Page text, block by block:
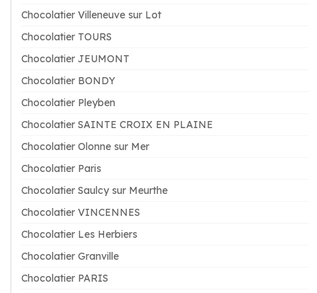
Chocolatier Villeneuve sur Lot
Chocolatier TOURS
Chocolatier JEUMONT
Chocolatier BONDY
Chocolatier Pleyben
Chocolatier SAINTE CROIX EN PLAINE
Chocolatier Olonne sur Mer
Chocolatier Paris
Chocolatier Saulcy sur Meurthe
Chocolatier VINCENNES
Chocolatier Les Herbiers
Chocolatier Granville
Chocolatier PARIS